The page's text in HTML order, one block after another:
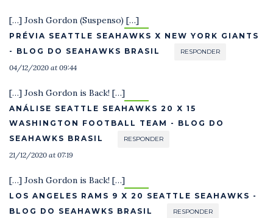
[…] Josh Gordon (Suspenso) […]
PRÉVIA SEATTLE SEAHAWKS X NEW YORK GIANTS
- BLOG DO SEAHAWKS BRASIL
RESPONDER
04/12/2020 at 09:44
[…] Josh Gordon is Back! […]
ANÁLISE SEATTLE SEAHAWKS 20 X 15
WASHINGTON FOOTBALL TEAM - BLOG DO
SEAHAWKS BRASIL
RESPONDER
21/12/2020 at 07:19
[…] Josh Gordon is Back! […]
LOS ANGELES RAMS 9 X 20 SEATTLE SEAHAWKS -
BLOG DO SEAHAWKS BRASIL
RESPONDER